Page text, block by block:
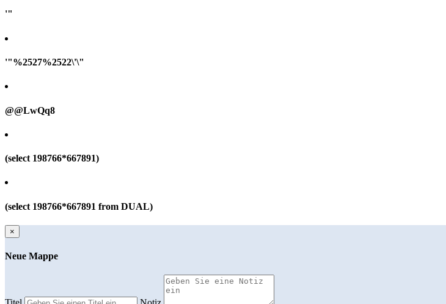
'"
'"%2527%2522\'\"
@@LwQq8
(select 198766*667891)
(select 198766*667891 from DUAL)
×
Neue Mappe